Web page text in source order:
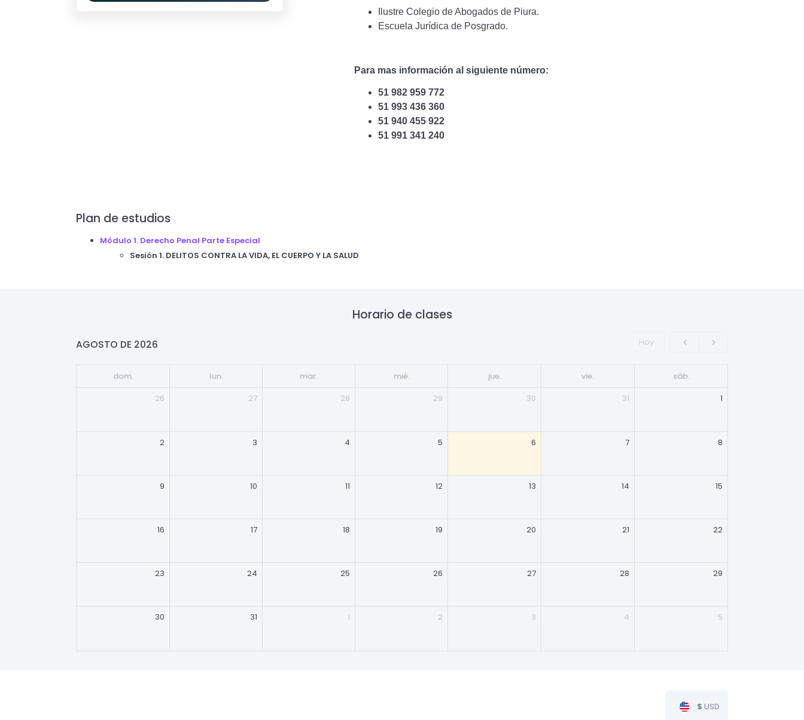
Ilustre Colegio de Abogados de Piura.
Escuela Jurídica de Posgrado.
Para mas información al siguiente número:
51 982 959 772
51 993 436 360
51 940 455 922
51 991 341 240
Plan de estudios
Módulo 1. Derecho Penal Parte Especial
Sesión 1. DELITOS CONTRA LA VIDA, EL CUERPO Y LA SALUD
Horario de clases
AGOSTO DE 2026 Hoy
dom. lun. mar. mié. jue. vie.
sáb.
26
27 28 29 30 31 1
2 3 4 5 6 7 8
9 10 11 12 13 14 15
16 17 18 19 20 21 22
23 24 25 26 27 28 29
30 31 1 2 3 4 5
$ USD